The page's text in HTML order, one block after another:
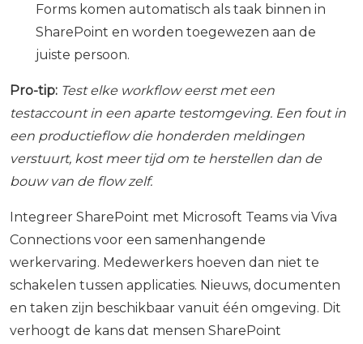
Forms komen automatisch als taak binnen in
SharePoint en worden toegewezen aan de
juiste persoon.
Pro-tip: Test elke workflow eerst met een
testaccount in een aparte testomgeving. Een fout in
een productieflow die honderden meldingen
verstuurt, kost meer tijd om te herstellen dan de
bouw van de flow zelf.
Integreer SharePoint met Microsoft Teams via Viva
Connections voor een samenhangende
werkervaring. Medewerkers hoeven dan niet te
schakelen tussen applicaties. Nieuws, documenten
en taken zijn beschikbaar vanuit één omgeving. Dit
verhoogt de kans dat mensen SharePoint